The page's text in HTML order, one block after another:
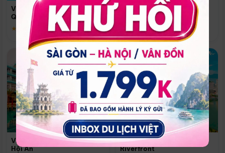
Vinpearl Resort & Spa Phu
Quoc
★ 5.0
Quoc
Phú Quốc
★ 5.0
Vinpearl Resort & Golf Nam
Hội An
Melia Vinpearl Danang
Riverfront